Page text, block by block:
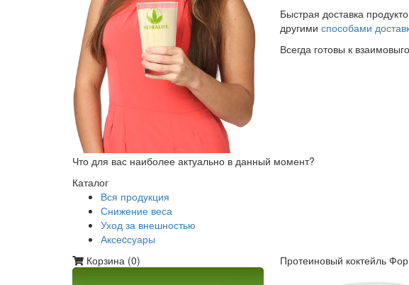
Быстрая доставка
другими способами
Всегда готовы к
Что для вас наиболее актуально в данный момент?
Каталог
Вся продукция
Снижение веса
Уход за внешностью
Аксеcсуары
Корзина (0) Протеиновый коктейль